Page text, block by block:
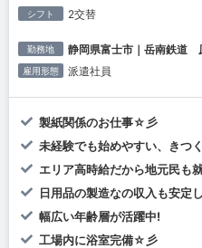
シフト 2交替
勤務地 静岡県富士市｜岳南鉄道
雇用形態 派遣社員
製紙関係のお仕事☆彡
未経験でも始めやすい、きつ
エリア高時給だから地元民も
日用品の製造なの収入も安定
幅広い年齢層が活躍中!
工場内に浴室完備☆彡